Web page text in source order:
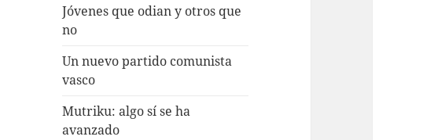
Jóvenes que odian y otros que
no
Un nuevo partido comunista
vasco
Mutriku: algo sí se ha
avanzado